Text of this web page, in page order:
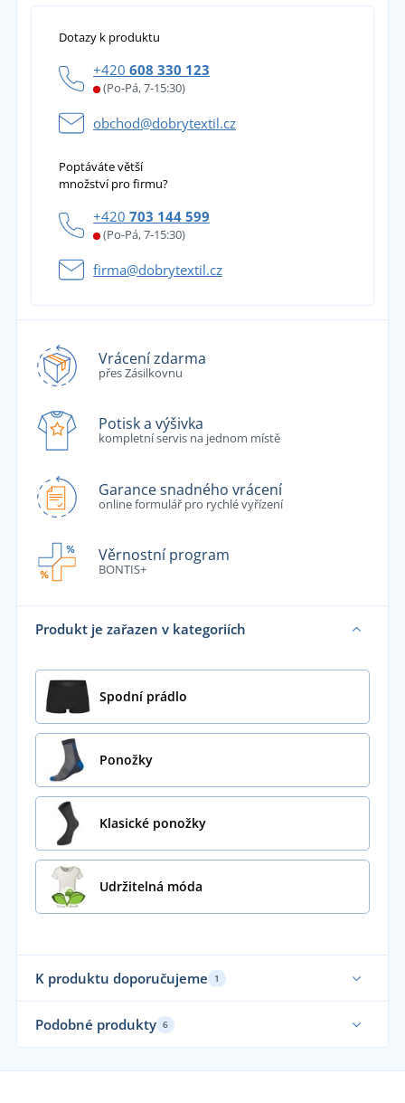
Dotazy k produktu
+420 608 330 123
(Po-Pá, 7-15:30)
obchod@dobrytextil.cz
Poptáváte větší
množství pro firmu?
+420 703 144 599
(Po-Pá, 7-15:30)
firma@dobrytextil.cz
Vrácení zdarma
přes Zásilkovnu
Potisk a výšivka
kompletní servis na jednom místě
Garance snadného vrácení
online formulář pro rychlé vyřízení
Věrnostní program
BONTIS+
Produkt je zařazen v kategoriích
Spodní prádlo
Ponožky
Klasické ponožky
Udržitelná móda
K produktu doporučujeme 1
Podobné produkty 6